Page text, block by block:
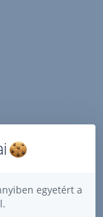
vannak
egyetért a